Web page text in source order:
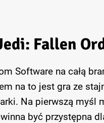
Fallen
Software na całą
na to jest gra ze
Na pierwszą myśl
być przystępna